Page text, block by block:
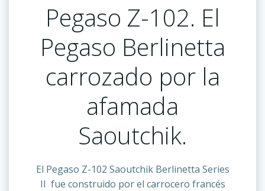
Pegaso Z-102. El
Pegaso Berlinetta
carrozado por la
afamada
Saoutchik.
El Pegaso Z-102 Saoutchik Berlinetta Series
II fue construido por el carrocero francés